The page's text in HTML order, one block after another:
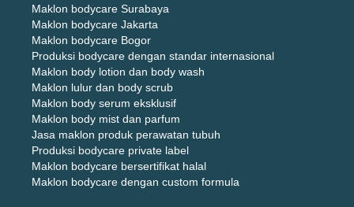
Maklon bodycare Surabaya
Maklon bodycare Jakarta
Maklon bodycare Bogor
Produksi bodycare dengan standar internasional
Maklon body lotion dan body wash
Maklon lulur dan body scrub
Maklon body serum eksklusif
Maklon body mist dan parfum
Jasa maklon produk perawatan tubuh
Produksi bodycare private label
Maklon bodycare bersertifikat halal
Maklon bodycare dengan custom formula